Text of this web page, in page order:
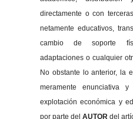
directamente o con
netamente educativos,
cambio de soporte
adaptaciones o cualquier
No obstante lo anterior, la
meramente enunciativa
explotación económica y
por parte del AUTORdel